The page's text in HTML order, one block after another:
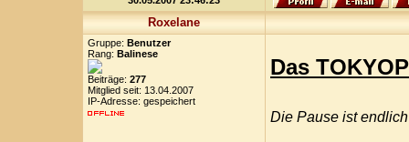
Roxelane
Gruppe: Benutzer
Rang: Balinese
Beiträge: 277
Mitglied seit: 13.04.2007
IP-Adresse: gespeichert
Das
Die Pause ist